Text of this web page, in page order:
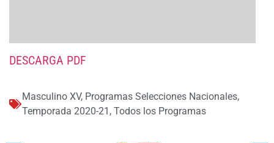
DESCARGA PDF
Masculino XV, Programas Selecciones Nacionales,
Temporada 2020-21 , Todos los Programas